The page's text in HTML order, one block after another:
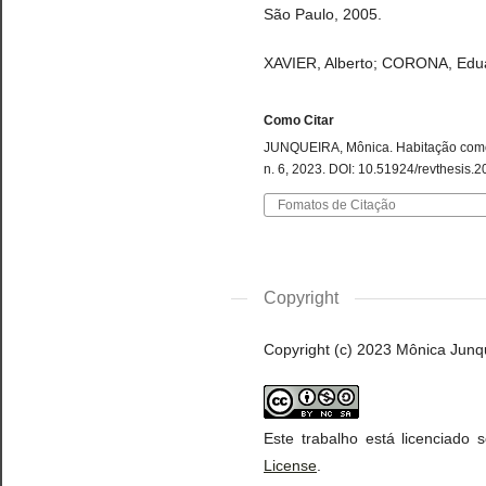
São Paulo, 2005.
XAVIER, Alberto; CORONA,
Como Citar
JUNQUEIRA, Mônica. Habitação
n. 6, 2023. DOI: 10.51924/
Fomatos de Citação
Copyright
Copyright (c) 2023 Mônica
Este trabalho está licenciado
License